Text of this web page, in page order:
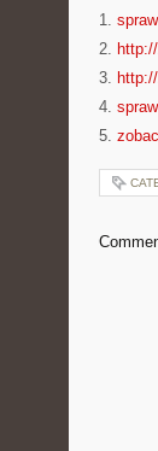
1.
2.
3.
4.
5.